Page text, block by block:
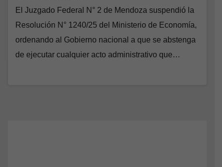
El Juzgado Federal N° 2 de Mendoza suspendió la
Resolución N° 1240/25 del Ministerio de Economía,
ordenando al Gobierno nacional a que se abstenga
de ejecutar cualquier acto administrativo que…